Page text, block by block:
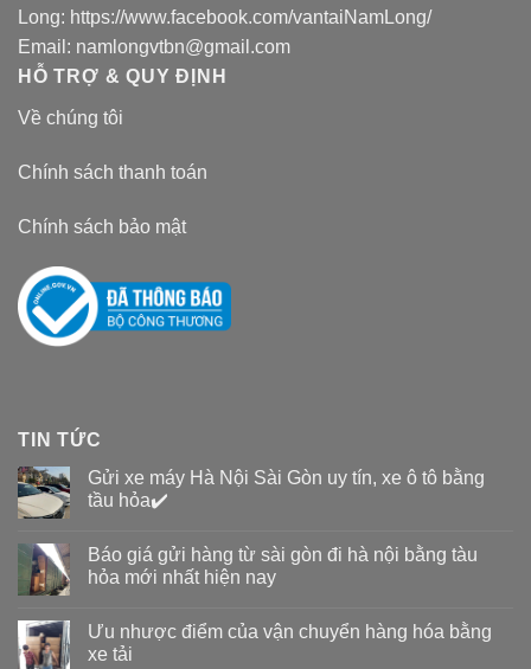
Long: https://www.facebook.com/vantaiNamLong/
Email: namlongvtbn@gmail.com
HỖ TRỢ & QUY ĐỊNH
Về chúng tôi
Chính sách thanh toán
Chính sách bảo mật
TIN TỨC
Gửi xe máy Hà Nội Sài Gòn uy tín, xe ô tô bằng
tầu hỏa✔️
Báo giá gửi hàng từ sài gòn đi hà nội bằng tàu
hỏa mới nhất hiện nay
Ưu nhược điểm của vận chuyển hàng hóa bằng
xe tải